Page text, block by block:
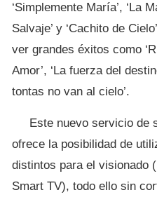
‘Simplemente María’, ‘La
Salvaje’ y ‘Cachito de
ver grandes éxitos como
Amor’, ‘La fuerza del
tontas no van al cielo’.
Este nuevo servicio de
ofrece la posibilidad de
distintos para el visionado
Smart TV), todo ello sin